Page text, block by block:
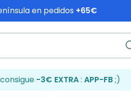
en pedidos +65€
-3€ EXTRA: APP-FB;)